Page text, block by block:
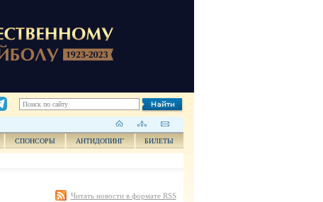
СПОНСОРЫ АНТИДОПИНГ БИЛЕТЫ
Читать новости в формате RSS